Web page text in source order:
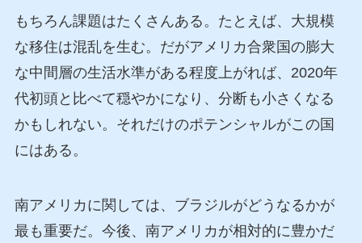
もちろん課題はたくさんある。たとえば、大規模
な移住は混乱を生む。だがアメリカ合衆国の膨大
な中間層の生活水準がある程度上がれば、2020年
代初頭と比べて穏やかになり、分断も小さくなる
かもしれない。それだけのポテンシャルがこの国
にはある。
南アメリカに関しては、ブラジルがどうなるかが
最も重要だ。今後、南アメリカが相対的に豊かだ